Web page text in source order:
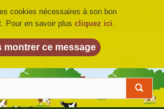
DU BIO©
cookies nécessaires à son bon
Pour en savoir plus cliquez ici.